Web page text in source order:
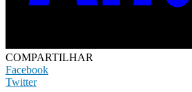
COMPARTILHAR
Facebook
Twitter